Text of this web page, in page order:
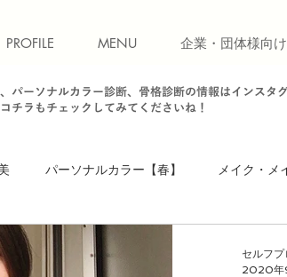
PROFILE MENU 企業・団体様向け
パーソナルカラー診断、骨格診断の情報はインスタ
チラもチェックしてみてくださいね！
パーソナルカラー【春】 メイク・メ
骨格診断【ストレート】
セルフ
2020年